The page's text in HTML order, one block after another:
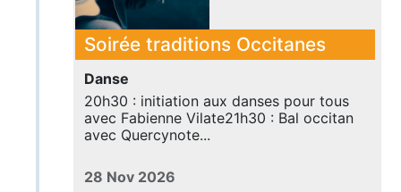
Soirée traditions Occitanes
Danse
20h30 : initiation aux danses pour tous
avec Fabienne Vilate21h30 : Bal occitan
avec Quercynote...
28 Nov 2026